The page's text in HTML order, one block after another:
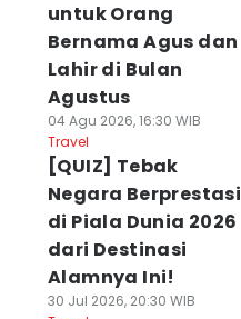
untuk Orang
Bernama Agus dan
Lahir di Bulan
Agustus
04 Agu 2026, 16:30 WIB
Travel
[QUIZ] Tebak
Negara Berprestasi
di Piala Dunia 2026
dari Destinasi
Alamnya Ini!
30 Jul 2026, 20:30 WIB